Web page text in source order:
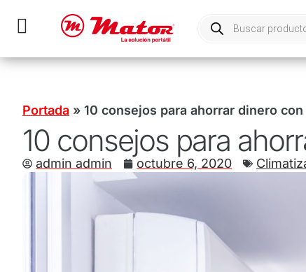
Portada » 10 consejos para ahorrar dinero
10 consejos para
admin admin octubre 6, 2020